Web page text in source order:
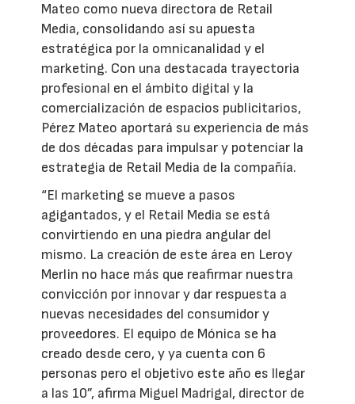
Mateo como nueva directora de Retail
Media, consolidando así su apuesta
estratégica por la omnicanalidad y el
marketing. Con una destacada trayectoria
profesional en el ámbito digital y la
comercialización de espacios publicitarios,
Pérez Mateo aportará su experiencia de más
de dos décadas para impulsar y potenciar la
estrategia de Retail Media de la compañía.
“El marketing se mueve a pasos
agigantados, y el Retail Media se está
convirtiendo en una piedra angular del
mismo. La creación de este área en Leroy
Merlin no hace más que reafirmar nuestra
convicción por innovar y dar respuesta a
nuevas necesidades del consumidor y
proveedores. El equipo de Mónica se ha
creado desde cero, y ya cuenta con 6
personas pero el objetivo este año es llegar
a las 10”, afirma Miguel Madrigal, director de